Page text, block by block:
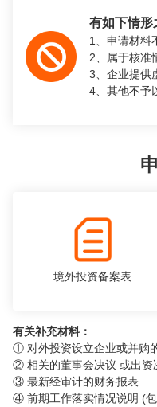
有如下情形
1、申请材料
2、属于核准
3、企业提供
4、其他不予
境外投资备案表
有关补充材料：
① 对外投资设立企业或并购
② 相关的董事会决议 或出资
③ 最新经审计的财务报表
④ 前期工作落实情况说明 (